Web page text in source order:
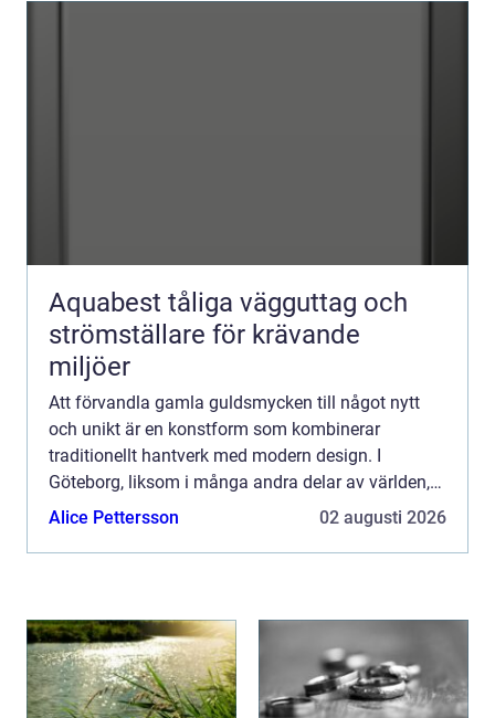
Aquabest tåliga vägguttag och
strömställare för krävande
miljöer
Att förvandla gamla guldsmycken till något nytt
och unikt är en konstform som kombinerar
traditionellt hantverk med modern design. I
Göteborg, liksom i många andra delar av världen,
finns det ett ökande intresse för att återanvända
Alice Pettersson 02 augusti 2026